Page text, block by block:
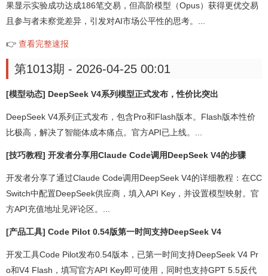
果显示实验成功达成186笔交易，但高阶模型（Opus）获得更优交易
且参与者未察觉差异，引发对AI市场公平性的思考。...
👉 查看完整速报
第1013期 - 2026-04-25 00:01
[模型动态] DeepSeek V4系列模型正式发布，性价比突出
DeepSeek V4系列正式发布，包含Pro和Flash版本。Flash版本性价
比极高，解决了智能体成本痛点。官方API已上线。...
[技巧教程] 开发者分享用Claude Code调用DeepSeek V4的步骤
开发者分享了通过Claude Code调用DeepSeek V4的详细教程：在CC
Switch中配置DeepSeek供应商，填入API Key，并设置模型映射。官
方API充值地址见评论区。...
[产品工具] Code Pilot 0.54版第一时间支持DeepSeek V4
开发工具Code Pilot发布0.54版本，已第一时间支持DeepSeek V4 Pr
o和V4 Flash，填写官方API Key即可使用，同时也支持GPT 5.5反代